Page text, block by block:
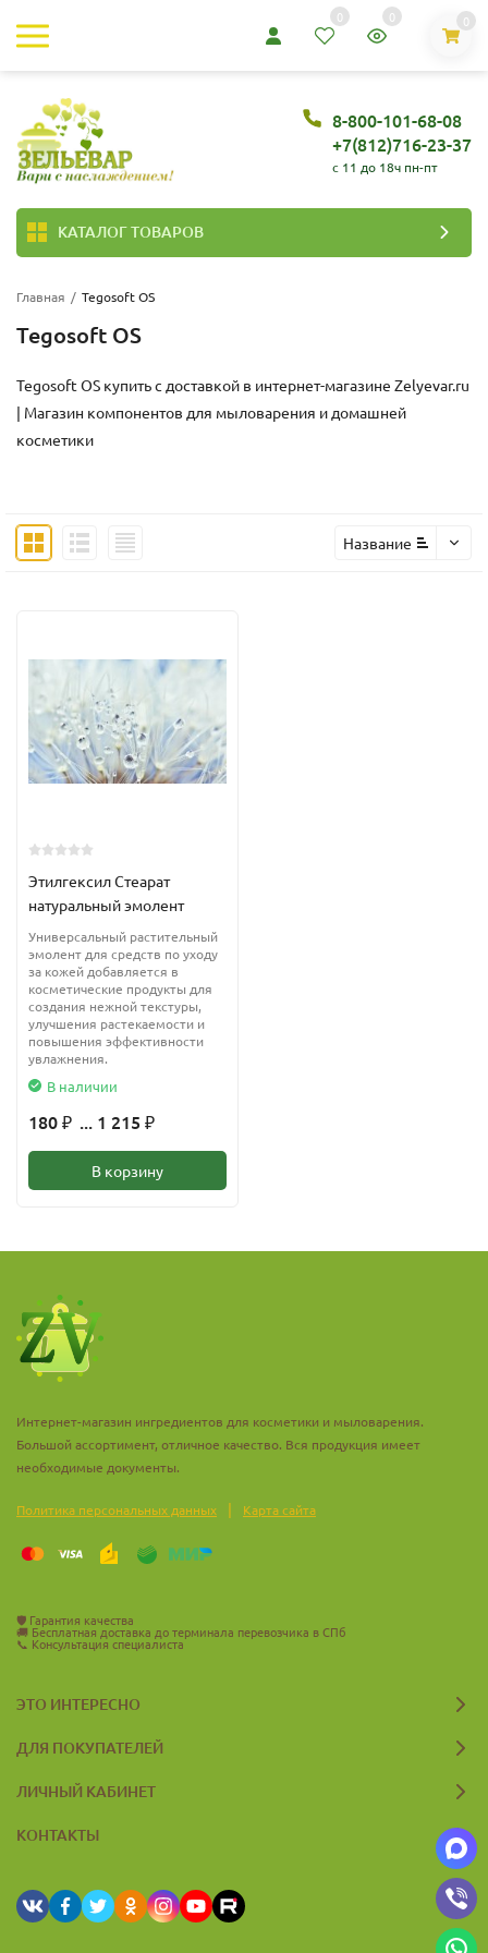
0 0 0
8-800-101-68-08
+7(812)716-23-37
c 11 до 18ч пн-пт
КАТАЛОГ ТОВАРОВ
Главная / Tegosoft OS
Tegosoft OS
Tegosoft OS купить с доставкой в интернет-магазине Zelyevar.ru
| Магазин компонентов для мыловарения и домашней
косметики
Название
Этилгексил Стеарат
натуральный эмолент
Универсальный растительный
эмолент для средств по уходу
за кожей добавляется в
косметические продукты для
создания нежной текстуры,
улучшения растекаемости и
повышения эффективности
увлажнения.
В наличии
180 ₽ ... 1 215 ₽
В корзину
Интернет-магазин ингредиентов для косметики и мыловарения.
Большой ассортимент, отличное качество. Вся продукция имеет
необходимые документы.
Политика персональных данных | Карта сайта
🛡️ Гарантия качества
🚚 Бесплатная доставка до терминала перевозчика в СПб
📞 Консультация специалиста
ЭТО ИНТЕРЕСНО
ДЛЯ ПОКУПАТЕЛЕЙ
ЛИЧНЫЙ КАБИНЕТ
КОНТАКТЫ